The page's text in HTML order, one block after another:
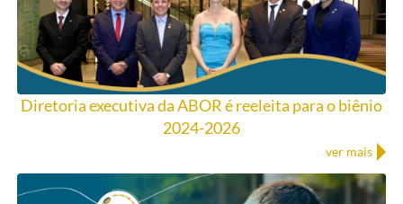
Diretoria executiva da ABOR é reeleita para o biênio
2024-2026
ver mais